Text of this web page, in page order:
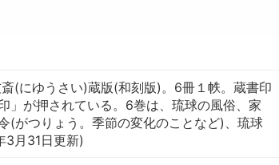
(にゆうさい)蔵版(和刻版)。6冊１帙。蔵書印
」が押されている。6巻は、琉球の風俗、家
(がつりょう。季節の変化のことなど)、琉球
3月31日更新)